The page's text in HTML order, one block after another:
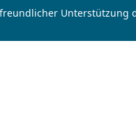
Unterstützung